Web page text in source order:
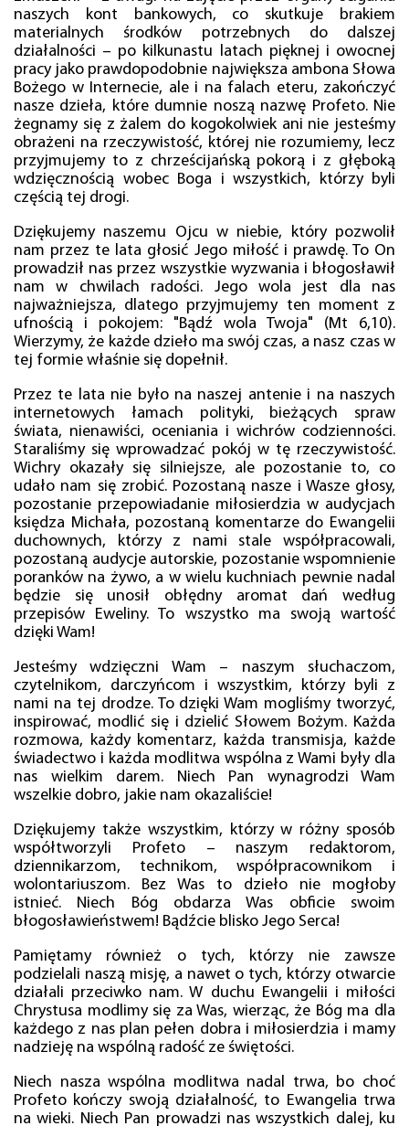
naszych kont bankowych, co skutkuje brakiem
materialnych środków potrzebnych do dalszej
działalności – po kilkunastu latach pięknej i owocnej
pracy jako prawdopodobnie największa ambona Słowa
Bożego w Internecie, ale i na falach eteru, zakończyć
nasze dzieła, które dumnie noszą nazwę Profeto. Nie
żegnamy się z żalem do kogokolwiek ani nie jesteśmy
obrażeni na rzeczywistość, której nie rozumiemy, lecz
przyjmujemy to z chrześcijańską pokorą i z głęboką
wdzięcznością wobec Boga i wszystkich, którzy byli
częścią tej drogi.
Dziękujemy naszemu Ojcu w niebie, który pozwolił
nam przez te lata głosić Jego miłość i prawdę. To On
prowadził nas przez wszystkie wyzwania i błogosławił
nam w chwilach radości. Jego wola jest dla nas
najważniejsza, dlatego przyjmujemy ten moment z
ufnością i pokojem: "Bądź wola Twoja" (Mt 6,10).
Wierzymy, że każde dzieło ma swój czas, a nasz czas w
tej formie właśnie się dopełnił.
Przez te lata nie było na naszej antenie i na naszych
internetowych łamach polityki, bieżących spraw
świata, nienawiści, oceniania i wichrów codzienności.
Staraliśmy się wprowadzać pokój w tę rzeczywistość.
Wichry okazały się silniejsze, ale pozostanie to, co
udało nam się zrobić. Pozostaną nasze i Wasze głosy,
pozostanie przepowiadanie miłosierdzia w audycjach
księdza Michała, pozostaną komentarze do Ewangelii
duchownych, którzy z nami stale współpracowali,
pozostaną audycje autorskie, pozostanie wspomnienie
poranków na żywo, a w wielu kuchniach pewnie nadal
będzie się unosił obłędny aromat dań według
przepisów Eweliny. To wszystko ma swoją wartość
dzięki Wam!
Jesteśmy wdzięczni Wam – naszym słuchaczom,
czytelnikom, darczyńcom i wszystkim, którzy byli z
nami na tej drodze. To dzięki Wam mogliśmy tworzyć,
inspirować, modlić się i dzielić Słowem Bożym. Każda
rozmowa, każdy komentarz, każda transmisja, każde
świadectwo i każda modlitwa wspólna z Wami były dla
nas wielkim darem. Niech Pan wynagrodzi Wam
wszelkie dobro, jakie nam okazaliście!
Dziękujemy także wszystkim, którzy w różny sposób
współtworzyli Profeto – naszym redaktorom,
dziennikarzom, technikom, współpracownikom i
wolontariuszom. Bez Was to dzieło nie mogłoby
istnieć. Niech Bóg obdarza Was obficie swoim
błogosławieństwem! Bądźcie blisko Jego Serca!
Pamiętamy również o tych, którzy nie zawsze
podzielali naszą misję, a nawet o tych, którzy otwarcie
działali przeciwko nam. W duchu Ewangelii i miłości
Chrystusa modlimy się za Was, wierząc, że Bóg ma dla
każdego z nas plan pełen dobra i miłosierdzia i mamy
nadzieję na wspólną radość ze świętości.
Niech nasza wspólna modlitwa nadal trwa, bo choć
Profeto kończy swoją działalność, to Ewangelia trwa
na wieki. Niech Pan prowadzi nas wszystkich dalej, ku